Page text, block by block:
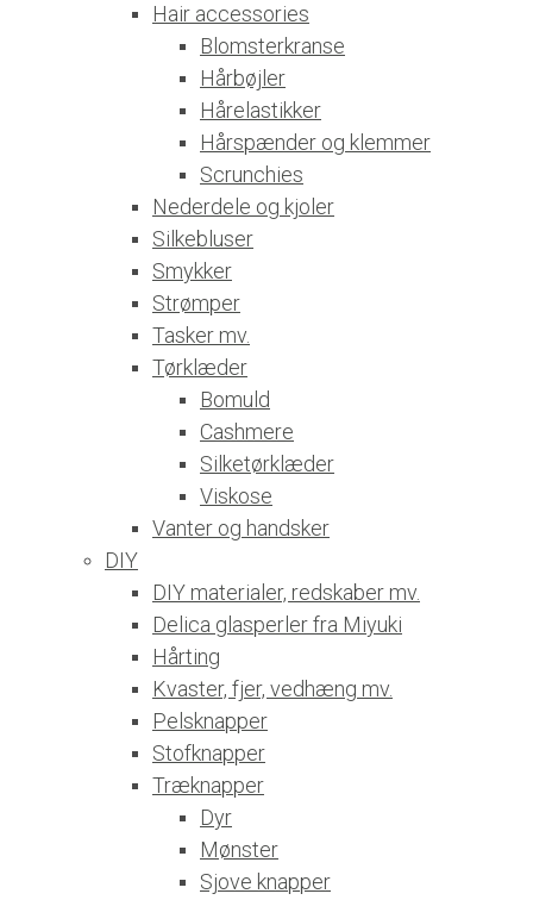
Hair accessories
Blomsterkranse
Hårbøjler
Hårelastikker
Hårspænder og klemmer
Scrunchies
Nederdele og kjoler
Silkebluser
Smykker
Strømper
Tasker mv.
Tørklæder
Bomuld
Cashmere
Silketørklæder
Viskose
Vanter og handsker
DIY
DIY materialer, redskaber mv.
Delica glasperler fra Miyuki
Hårting
Kvaster, fjer, vedhæng mv.
Pelsknapper
Stofknapper
Træknapper
Dyr
Mønster
Sjove knapper